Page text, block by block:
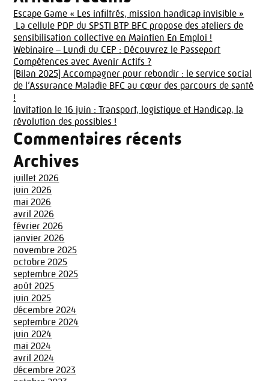
Escape Game « Les infiltrés, mission handicap invisible »
La cellule PDP du SPSTI BTP BFC propose des ateliers de
sensibilisation collective en Maintien En Emploi !
Webinaire – Lundi du CEP : Découvrez le Passeport
Compétences avec Avenir Actifs ?
[Bilan 2025] Accompagner pour rebondir : le service social
de l’Assurance Maladie BFC au cœur des parcours de santé
!
Invitation le 16 juin : Transport, logistique et Handicap, la
révolution des possibles !
Commentaires récents
Archives
juillet 2026
juin 2026
mai 2026
avril 2026
février 2026
janvier 2026
novembre 2025
octobre 2025
septembre 2025
août 2025
juin 2025
décembre 2024
septembre 2024
juin 2024
mai 2024
avril 2024
décembre 2023